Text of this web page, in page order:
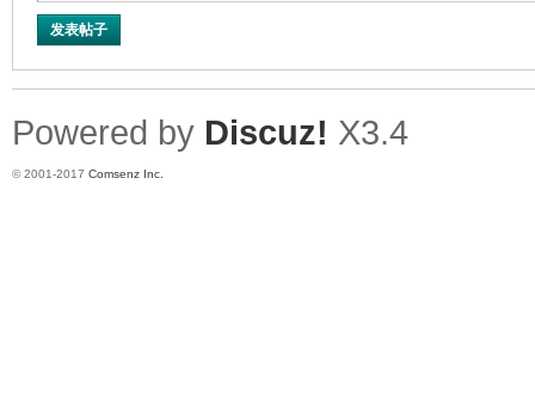
发表帖子
Powered by Discuz! X3.4
© 2001-2017 Comsenz Inc.